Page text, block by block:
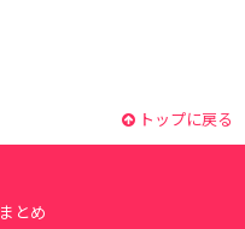
トップに戻る
まとめ